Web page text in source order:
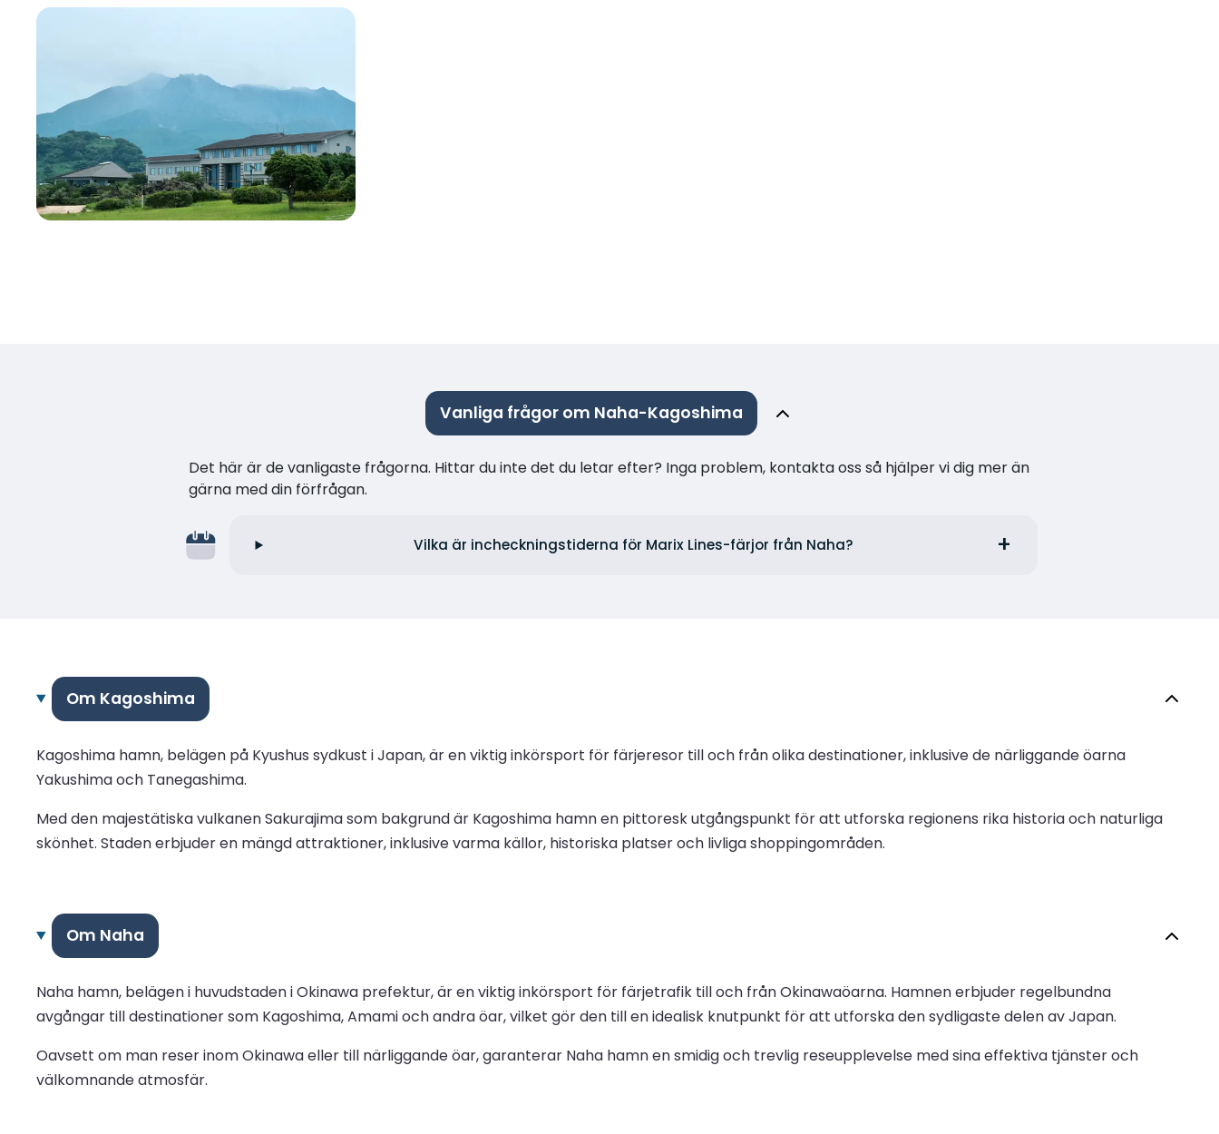
Vanliga frågor om Naha-Kagoshima
Det här är de vanligaste frågorna. Hittar du inte det du letar efter? Inga problem, kontakta oss så hjälper vi dig mer än
gärna med din förfrågan.
Vilka är incheckningstiderna för Marix Lines-färjor från Naha?
Om Kagoshima
Kagoshima hamn, belägen på Kyushus sydkust i Japan, är en viktig inkörsport för färjeresor till och från olika destinationer, inklusive de närliggande öarna
Yakushima och Tanegashima.
Med den majestätiska vulkanen Sakurajima som bakgrund är Kagoshima hamn en pittoresk utgångspunkt för att utforska regionens rika historia och naturliga
skönhet. Staden erbjuder en mängd attraktioner, inklusive varma källor, historiska platser och livliga shoppingområden.
Om Naha
Naha hamn, belägen i huvudstaden i Okinawa prefektur, är en viktig inkörsport för färjetrafik till och från Okinawaöarna. Hamnen erbjuder regelbundna
avgångar till destinationer som Kagoshima, Amami och andra öar, vilket gör den till en idealisk knutpunkt för att utforska den sydligaste delen av Japan.
Oavsett om man reser inom Okinawa eller till närliggande öar, garanterar Naha hamn en smidig och trevlig reseupplevelse med sina effektiva tjänster och
välkomnande atmosfär.